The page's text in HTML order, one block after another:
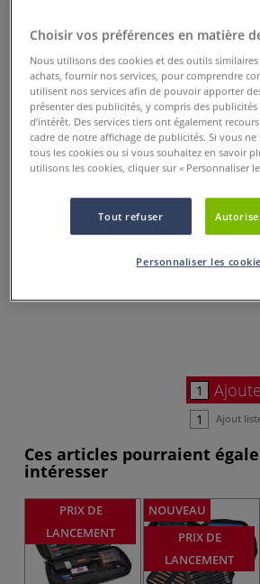
Malette Art
0 Commentaires
pour crayons et marqueurs, 3 volets
pour carnet A5. Idéale pour artistes et
Ajout
Ces articles pourraient
intéresser
PRIX DE
LANCEMENT
NOUVEAU
PRIX DE
LANCEMENT
Choisir vos préférences en matière
Nous utilisons des cookies et des outils
achats, fournir nos services, pour comprendre
utilisent nos services afin de pouvoir apporter
présenter des publicités, y compris des publicités
d’intérêt. Des services tiers ont également
cadre de notre affichage de publicités. Si vous
tous les cookies ou si vous souhaitez en savoir
utilisons les cookies, cliquer sur « Personnaliser
Tout refuser
Personnaliser les